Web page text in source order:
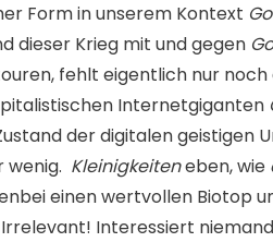
Form in unserem Kontext
dieser Krieg mit und gegen
fehlt eigentlich nur noch
Internetgiganten
der digitalen geistigen
Kleinigkeiteneben, wie
einen wertvollen Biotop
Interessiert